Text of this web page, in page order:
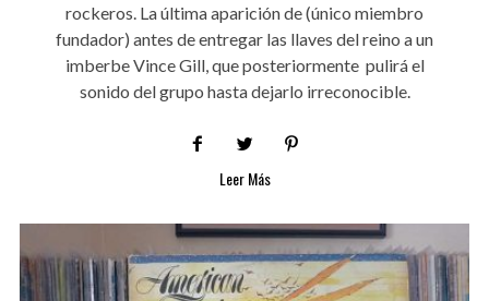
rockeros. La última aparición de (único miembro
fundador) antes de entregar las llaves del reino a un
imberbe Vince Gill, que posteriormente pulirá el
sonido del grupo hasta dejarlo irreconocible.
Leer Más